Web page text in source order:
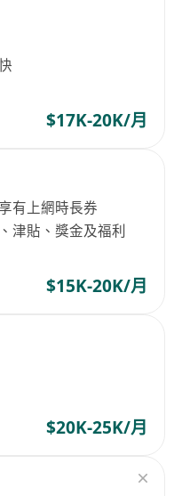
$17K-20K/月
有上網時長券
津貼、獎金及福利
$15K-20K/月
$20K-25K/月